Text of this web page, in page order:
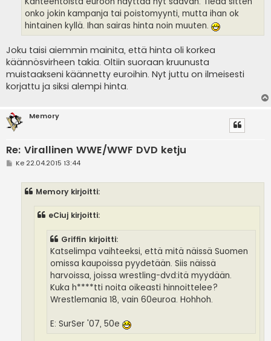
onko jokin kampanja tai poistomyynti, mutta ihan ok
hintainen kyllä. Ihan sairas hinta noin muuten.
Joku taisi aiemmin mainita, että hinta oli korkea
käännösvirheen takia. Oltiin suoraan kruunusta
muistaakseni käännetty euroihin. Nyt juttu on ilmeisesti
korjattu ja siksi alempi hinta.
Memory
Re: Virallinen WWE/WWF DVD ketju
VKe 22.04.2015 13:44
Memory kirjoitti:
eCiuj kirjoitti:
Griffin kirjoitti:
Katselimpa vaihteeksi, että mitä näissä Suomen
omissa kaupoissa pyydetään. Siis näissä
harvoissa, joissa wrestling-dvd:itä myydään.
Kuka h****tti noita oikeasti hinnoittelee?
Wrestlemania 18, vain 60euroa. Hohhoh.
E: SurSer '07, 50e